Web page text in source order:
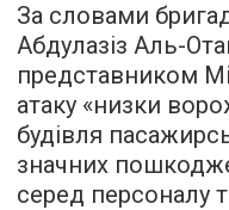
За словами
Абдулазіз Аль-
представником
атаку «низки
будівля
значних
серед персоналу